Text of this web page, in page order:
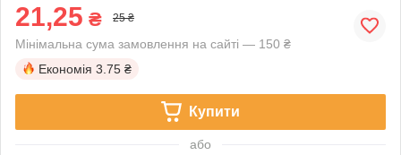
21,25 ₴ 25 ₴
Мінімальна сума замовлення на сайті — 150 ₴
Економія 3.75 ₴
Купити
або